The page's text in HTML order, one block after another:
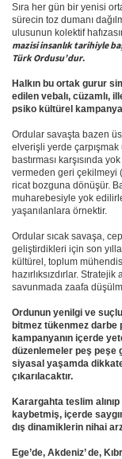
Sıra her gün bir yenisi
sürecin toz dumanı
ulusunun kolektif
mazisi insanlık tarihiyle
Türk Ordusu’dur.
Halkın bu ortak gurur
edilen vebalı, cüzamlı,
psiko kültürel
Ordular savaşta bazen
elverişli yerde
bastırması karşısında
vermeden geri çekilmeyi
ricat bozguna dönüşür.
muharebesiyle yok
yaşanılanlara örnektir.
Ordular sıcak savaşa,
geliştirdikleri için son
kültürel, toplum
hazırlıksızdırlar.
savunmada zaafa
Ordunun yenilgi ve
bitmez tükenmez darbe
kampanyanın içerde
düzenlemeler peş peşe
siyasal yaşamda
çıkarılacaktır.
Karargahta teslim
kaybetmiş, içerde
dış dinamiklerin nihai
Ege’de, Akdeniz’ de,